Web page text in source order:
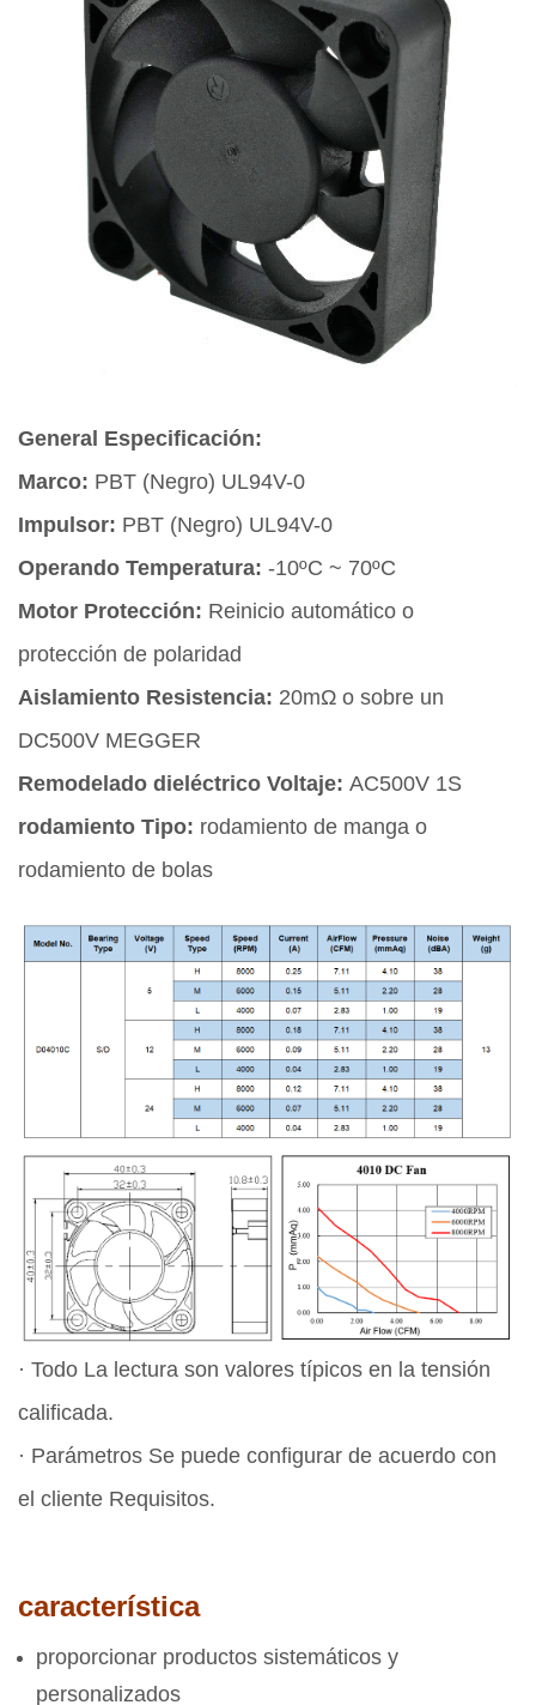
General Especificación:
Marco: PBT (Negro) UL94V-0
Impulsor: PBT (Negro) UL94V-0
Operando Temperatura: -10ºC ~ 70ºC
Motor Protección: Reinicio automático o
protección de polaridad
Aislamiento Resistencia: 20mΩ o sobre un
DC500V MEGGER
Remodelado dieléctrico Voltaje: AC500V 1S
rodamiento Tipo: rodamiento de manga o
rodamiento de bolas
· Todo La lectura son valores típicos en la tensión
calificada.
· Parámetros Se puede configurar de acuerdo con
el cliente Requisitos.
característica
proporcionar productos sistemáticos y
personalizados